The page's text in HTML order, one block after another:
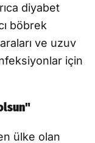
diyabet
böbrek
ve uzuv
için
ülke olan